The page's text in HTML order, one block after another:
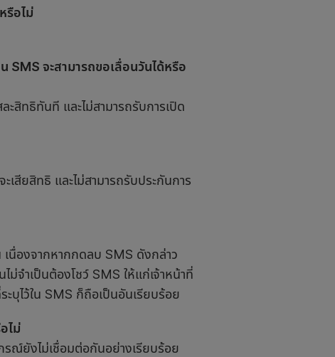
รือไม่
SMS จะสามารถขอเลื่อนวันได้หรือ
ะสิทธิทันที และไม่สามารถรับการเปิด
เสียสิทธิ และไม่สามารถรับประกันการ
เนื่องจากหากกดลบ SMS ดังกล่าว
ม่จำเป็นต้องโชว์ SMS ให้แก่เจ้าหน้าที่
บุไว้ใน SMS ก็ถือเป็นอันเรียบร้อย
ไม่
ณ์ยังไม่เชื่อมต่อกันอย่างเรียบร้อย